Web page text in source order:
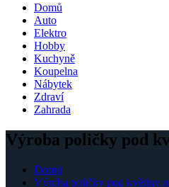
Domů
Auto
Elektro
Hobby
Kuchyně
Koupelna
Nábytek
Zdraví
Zahrada
Výroba poličky pod
Domů
Výroba poličky pod květiny